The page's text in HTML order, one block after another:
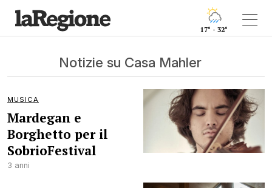
17° - 32°
Notizie su Casa Mahler
MUSICA
Mardegan e
Borghetto per il
SobrioFestival
3 anni